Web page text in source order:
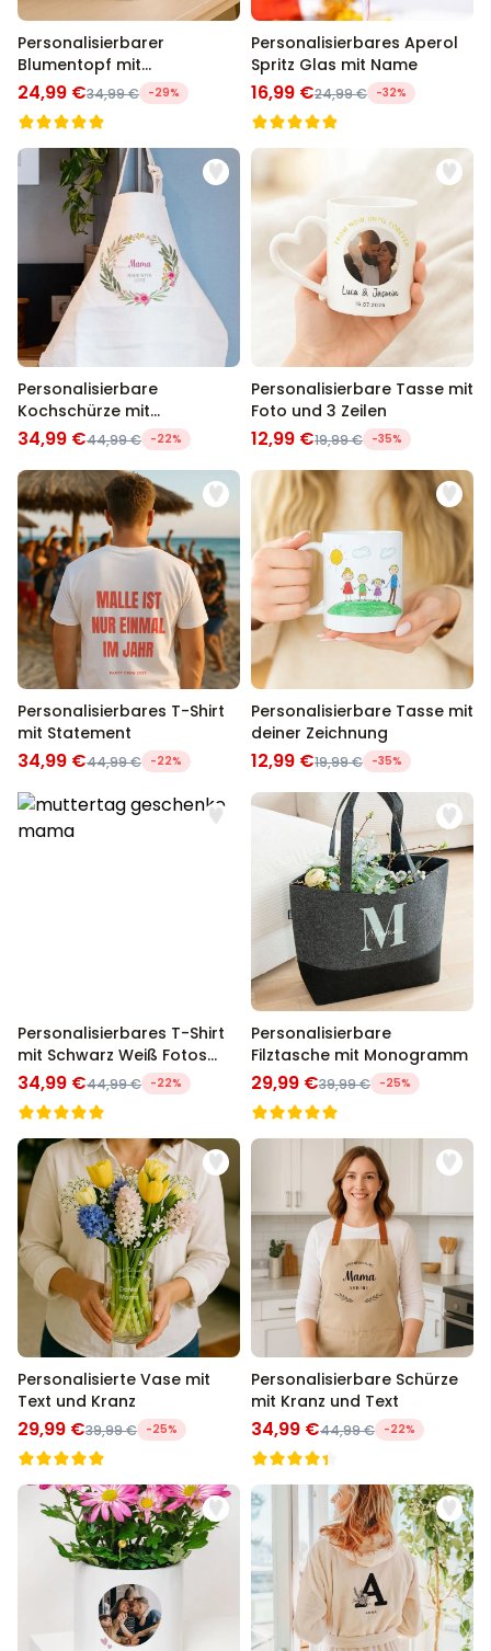
Personalisierbarer
Blumentopf mit
Geburtsblumen
24,99 €34,99 € -29%
Personalisierbares Aperol
Spritz Glas mit Name
16,99 €24,99 € -32%
Personalisierbare
Kochschürze mit
Blumenkranz und Text
34,99 €44,99 € -22%
Personalisierbare Tasse mit
Foto und 3 Zeilen
12,99 €19,99 € -35%
Personalisierbares T-Shirt
mit Statement
34,99 €44,99 € -22%
Personalisierbare Tasse mit
deiner Zeichnung
12,99 €19,99 € -35%
Personalisierbares T-Shirt
mit Schwarz Weiß Fotos
und Text
34,99 €44,99 € -22%
Personalisierbare
Filztasche mit Monogramm
29,99 €39,99 € -25%
Personalisierte Vase mit
Text und Kranz
29,99 €39,99 € -25%
Personalisierbare Schürze
mit Kranz und Text
34,99 €44,99 € -22%